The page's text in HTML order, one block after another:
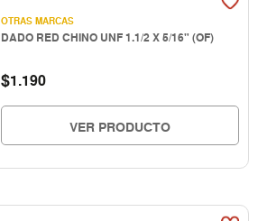
OTRAS MARCAS
DADO RED CHINO UNF 1.1/2 X 5/16" (OF)
$1.190
VER PRODUCTO